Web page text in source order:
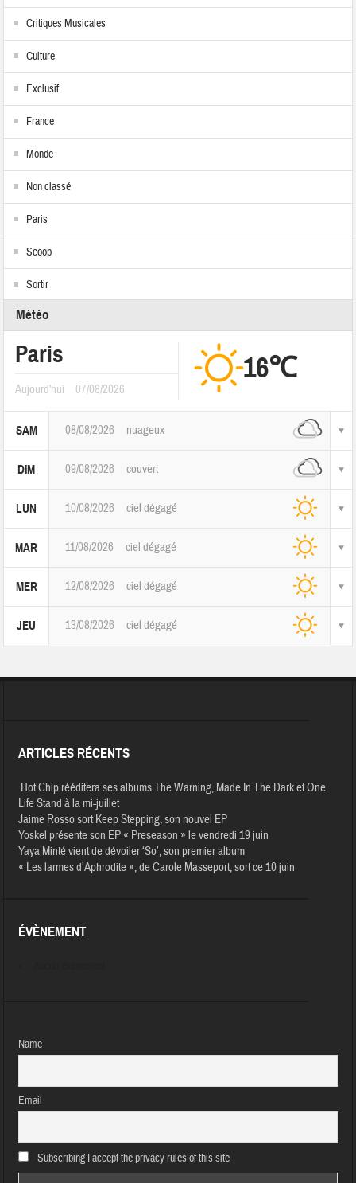
Critiques Musicales
Culture
Exclusif
France
Monde
Non classé
Paris
Scoop
Sortir
Météo
Paris
Aujourd'hui 07/08/2026
16℃
SAM 08/08/2026 nuageux
DIM 09/08/2026 couvert
LUN 10/08/2026 ciel dégagé
MAR 11/08/2026 ciel dégagé
MER 12/08/2026 ciel dégagé
JEU 13/08/2026 ciel dégagé
ARTICLES RÉCENTS
Hot Chip rééditera ses albums The Warning, Made In The Dark et One
Life Stand à la mi-juillet
Jaime Rosso sort Keep Stepping, son nouvel EP
Yoskel présente son EP « Preseason » le vendredi 19 juin
Yaya Minté vient de dévoiler ‘So’, son premier album
« Les larmes d’Aphrodite », de Carole Masseport, sort ce 10 juin
ÉVÈNEMENT
Name
Email
Subscribing I accept the privacy rules of this site